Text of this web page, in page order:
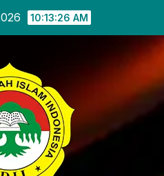
10:13:28 AM